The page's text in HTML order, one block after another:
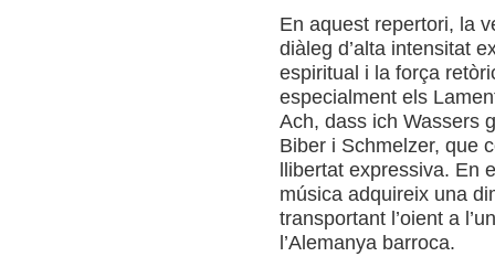
En aquest repertori, la
diàleg d’alta intensitat
espiritual i la força
especialment els
Ach, dass ich Wassers
Biber i Schmelzer, que
llibertat expressiva. En
música adquireix una
transportant l’oient a
l’Alemanya barroca.